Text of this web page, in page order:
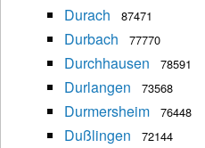
Durach 87471
Durbach 77770
Durchhausen 78591
Durlangen 73568
Durmersheim 76448
Dußlingen 72144